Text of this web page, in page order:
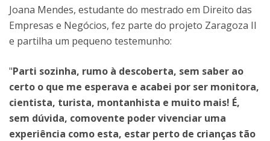
Joana Mendes, estudante do mestrado em Direito das
Empresas e Negócios, fez parte do projeto Zaragoza II
e partilha um pequeno testemunho:
"Parti sozinha, rumo à descoberta, sem saber ao
certo o que me esperava e acabei por ser monitora,
cientista, turista, montanhista e muito mais! É,
sem dúvida, comovente poder vivenciar uma
experiência como esta, estar perto de crianças tão